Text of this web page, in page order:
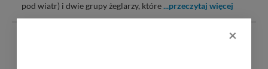
pod wiatr) i dwie grupy żeglarzy, które...przeczytaj więcej
×